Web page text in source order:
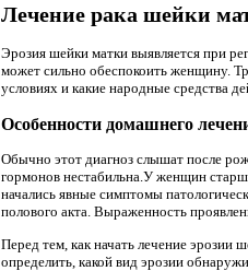
Лечение рака шейки
Эрозия шейки матки выявляется при
может сильно обеспокоить женщину.
условиях и какие народные средства
Особенности домашнего
Обычно этот диагноз слышат после
гормонов нестабильна.У женщин
начались явные симптомы
полового акта. Выраженность
Перед тем, как начать лечение эрозии
определить, какой вид эрозии